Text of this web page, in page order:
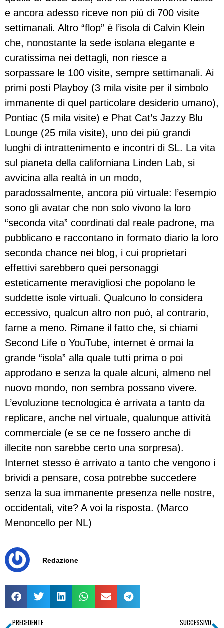
e ancora adesso riceve non più di 700 visite
settimanali. Altro “flop” è l’isola di Calvin Klein
che, nonostante la sede isolana elegante e
curatissima nei dettagli, non riesce a
sorpassare le 100 visite, sempre settimanali. Ai
primi posti Playboy (3 mila visite per il simbolo
immanente di quel particolare desiderio umano),
Pontiac (5 mila visite) e Phat Cat’s Jazzy Blu
Lounge (25 mila visite), uno dei più grandi
luoghi di intrattenimento e incontri di SL. La vita
sul pianeta della californiana Linden Lab, si
avvicina alla realtà in un modo,
paradossalmente, ancora più virtuale: l’esempio
sono gli avatar che non solo vivono la loro
“seconda vita” coordinati dal reale padrone, ma
pubblicano e raccontano in formato diario la loro
seconda chance nei blog, i cui proprietari
effettivi sarebbero quei personaggi
esteticamente meravigliosi che popolano le
suddette isole virtuali. Qualcuno lo considera
eccessivo, qualcun altro non può, al contrario,
farne a meno. Rimane il fatto che, si chiami
Second Life o YouTube, internet è ormai la
grande “isola” alla quale tutti prima o poi
approdano e senza la quale alcuni, almeno nel
nuovo mondo, non sembra possano vivere.
L’evoluzione tecnologica è arrivata a tanto da
replicare, anche nel virtuale, qualunque attività
commerciale (e se ce ne fossero anche di
illecite non sarebbe certo una sorpresa).
Internet stesso è arrivato a tanto che vengono i
brividi a pensare, cosa potrebbe succedere
senza la sua immanente presenza nelle nostre,
occidentali, vite? A voi la risposta. (Marco
Menoncello per NL)
Redazione
PRECEDENTE SUCCESSIVO